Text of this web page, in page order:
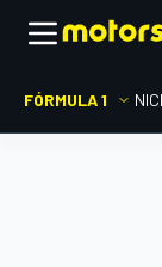
FÓRMULA 1